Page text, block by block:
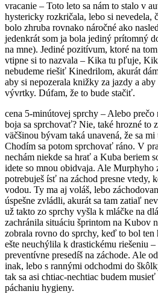
vracanie – Toto leto sa nám to stalo v
hystericky rozkričala, lebo si
bolo zhruba rovnako náročné ako
jedenkrát som ja bola jediný prítomný
na mne). Jediné pozitívum, ktoré na
vtipne si to nazvala – Kika tu pľuje,
nebudeme riešiť Kinedrilom, akurát
aby si nepozerala knižky za jazdy a
vývrtky. Dúfam, že to bude stačiť.
cena 5-minútovej sprchy – Alebo prečo
boja sa sprchovať? Nie, také hrozné to
väčšinou bývam taká unavená, že sa
Chodím sa potom sprchovať ráno. V
nechám niekde sa hrať a Kuba beriem
idete so mnou obidvaja. Ale Murphyho
potrebuješ ísť na záchod presne vtedy,
vodou. Ty ma aj voláš, lebo
úspešne zvládli, akurát sa tam zatiaľ
už takto zo sprchy vyšla k mláčke na
zachránila situáciu šprintom na Kubov
zobrala rovno do sprchy, keď to bol
ešte neuchýlila k drastickému riešeniu
preventívne presedíš na záchode. Ale
inak, lebo s rannými odchodmi do
tak sa asi chtiac-nechtiac budem
páchaniu hygieny.